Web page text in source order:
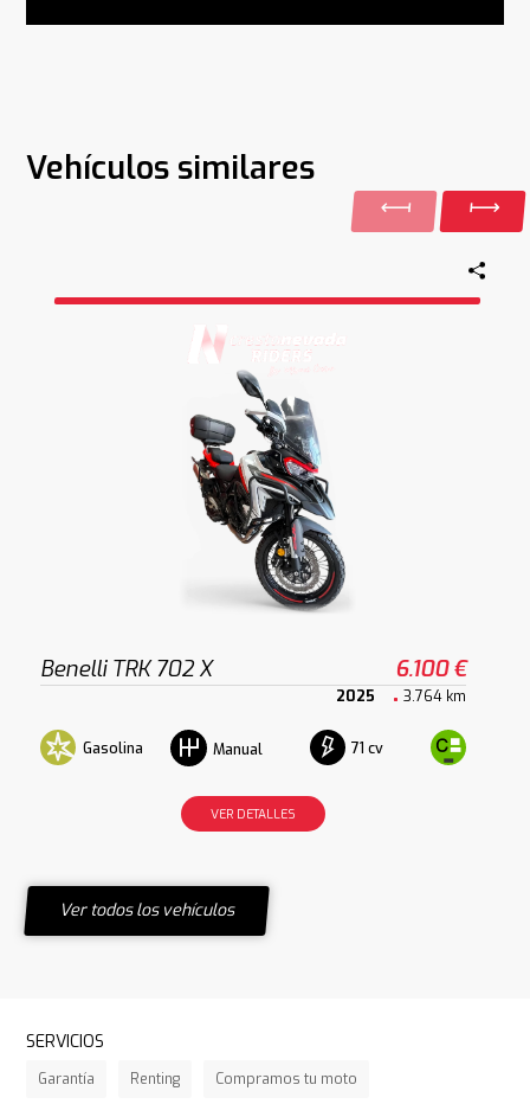
Vehículos similares
Benelli TRK 702 X 6.100 €
2025 3.764 km
Gasolina Manual 71 cv
VER DETALLES
Ver todos los vehículos
SERVICIOS
Garantía Renting Compramos tu moto